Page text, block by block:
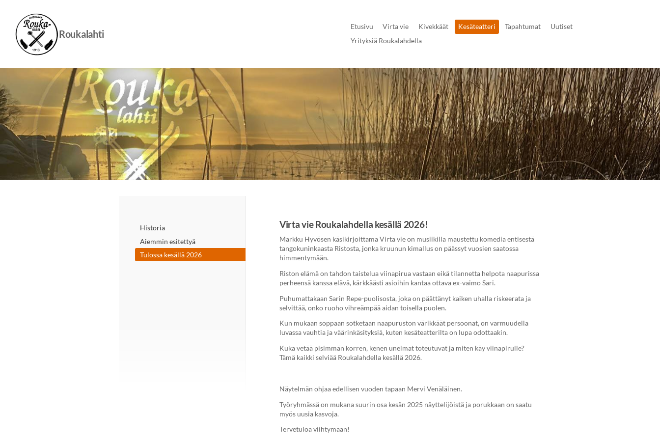
sivun
sisältöön
Roukalahti
Etusivu Virta vie Kivekkäät Kesäteatteri Tapahtumat
Uutiset
Yrityksiä Roukalahdella
Historia
Aiemmin esitettyä
Tulossa kesällä 2026
Virta vie Roukalahdella kesällä 2026!
Markku Hyvösen käsikirjoittama Virta vie on musiikilla maustettu komedia entisestä
tangokuninkaasta Ristosta, jonka kruunun kimallus on päässyt vuosien saatossa
himmentymään.
Riston elämä on tahdon taistelua viinapirua vastaan eikä tilannetta helpota naapurissa
perheensä kanssa elävä, kärkkäästi asioihin kantaa ottava ex-vaimo Sari.
Puhumattakaan Sarin Repe-puolisosta, joka on päättänyt kaiken uhalla riskeerata ja
selvittää, onko ruoho vihreämpää aidan toisella puolen.
Kun mukaan soppaan sotketaan naapuruston värikkäät persoonat, on varmuudella
luvassa vauhtia ja väärinkäsityksiä, kuten kesäteatterilta on lupa odottaakin.
Kuka vetää pisimmän korren, kenen unelmat toteutuvat ja miten käy viinapirulle?
Tämä kaikki selviää Roukalahdella kesällä 2026.
Näytelmän ohjaa edellisen vuoden tapaan Mervi Venäläinen.
Työryhmässä on mukana suurin osa kesän 2025 näyttelijöistä ja porukkaan on saatu
myös uusia kasvoja.
Tervetuloa viihtymään!